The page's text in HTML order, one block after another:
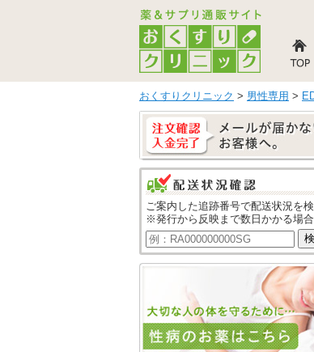
おくすりクリニック > 男性専用 >
ご案内した追跡番号で配送状況を検
※発行から反映まで数日かかる場合